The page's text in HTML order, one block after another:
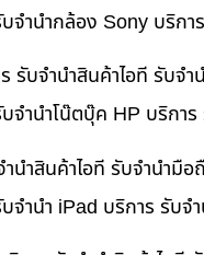
จำนำกล้อง Sony บริก
รับจำนำสินค้าไอที รับจ
ำนำโน๊ตบุ๊ค HP บริกา
นำสินค้าไอที รับจำนำมื
ำนำ iPad บริการ รับจ